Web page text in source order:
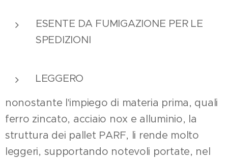
ESENTE DA FUMIGAZIONE PER LE
SPEDIZIONI
LEGGERO
nonostante l'impiego di materia prima, quali
ferro zincato, acciaio nox e alluminio, la
struttura dei pallet PARF, li rende molto
leggeri, supportando notevoli portate, nel